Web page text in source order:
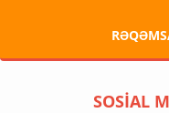
SOSİAL